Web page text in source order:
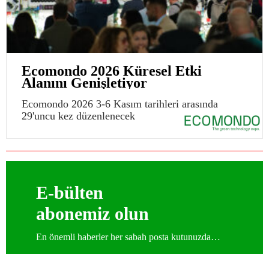
Ecomondo 2026 Küresel Etki
Alanını Genişletiyor
Ecomondo 2026 3-6 Kasım tarihleri arasında
29'uncu kez düzenlenecek
E-bülten
abonemiz olun
En önemli haberler her sabah posta kutunuzda…